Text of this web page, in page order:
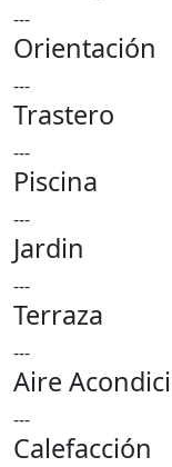
---
Orientación
---
Trastero
---
Piscina
---
Jardin
---
Terraza
---
Aire
---
Calefacción